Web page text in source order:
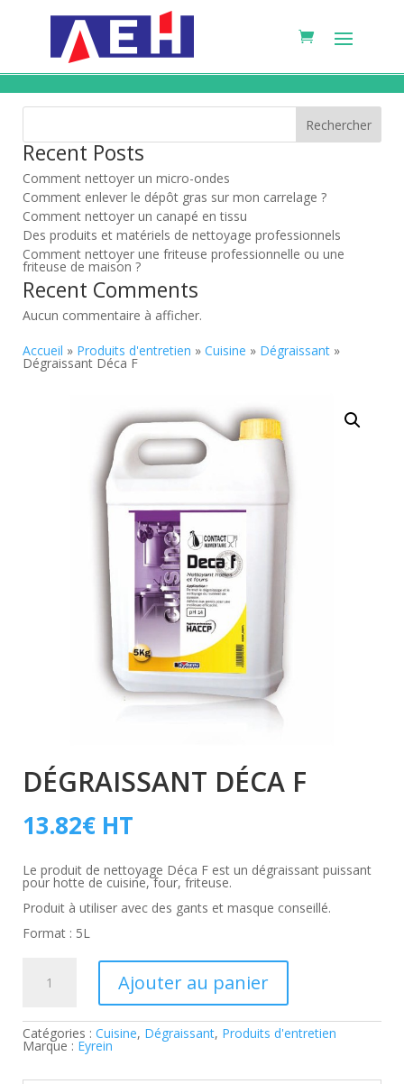
Rechercher
Recent Posts
Comment nettoyer un micro-ondes
Comment enlever le dépôt gras sur mon carrelage ?
Comment nettoyer un canapé en tissu
Des produits et matériels de nettoyage professionnels
Comment nettoyer une friteuse professionnelle ou une
friteuse de maison ?
Recent Comments
Aucun commentaire à afficher.
Accueil » Produits d'entretien » Cuisine » Dégraissant »
Dégraissant Déca F
DÉGRAISSANT DÉCA F
13.82€ HT
Le produit de nettoyage Déca F est un dégraissant puissant
pour hotte de cuisine, four, friteuse.
Produit à utiliser avec des gants et masque conseillé.
Format : 5L
Dégraissant Ajouter au panier
Catégories : Cuisine, Dégraissant, Produits d'entretien
Marque : Eyrein